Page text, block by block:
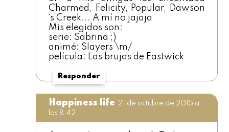
Charmed, Felicity, Popular, Dawson
´s Creek... A mí no jajaja
Mis elegidos son:
serie: Sabrina ;)
animé: Slayers \m/
película: Las brujas de Eastwick
Responder
Happiness life 21 de octubre de 2015 a
las 8:42